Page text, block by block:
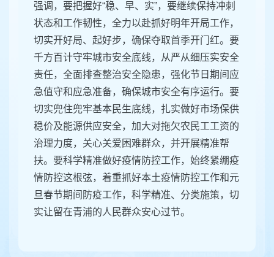
强调，要把握好“稳、早、实”，要继续保持冲刺
状态和工作韧性，全力以赴抓好明年开局工作，
切实开好局、起好步，确保夺取首季开门红。要
千方百计守牢城市安全底线，从严从细压实安全
责任，全面排查整治安全隐患，强化节日期间应
急值守和应急准备，确保城市安全有序运行。要
切实兜住兜牢基本民生底线，扎实做好市场保供
稳价及能源供应安全，加大对拖欠农民工工资的
治理力度，关心关爱困难群众，并开展精准帮
扶。要科学精准做好疫情防控工作，始终紧绷疫
情防控这根弦，着重抓好本土疫情防控工作和元
旦春节期间防疫工作，科学精准、分类施策，切
实让留在青浦的人民群众安心过节。